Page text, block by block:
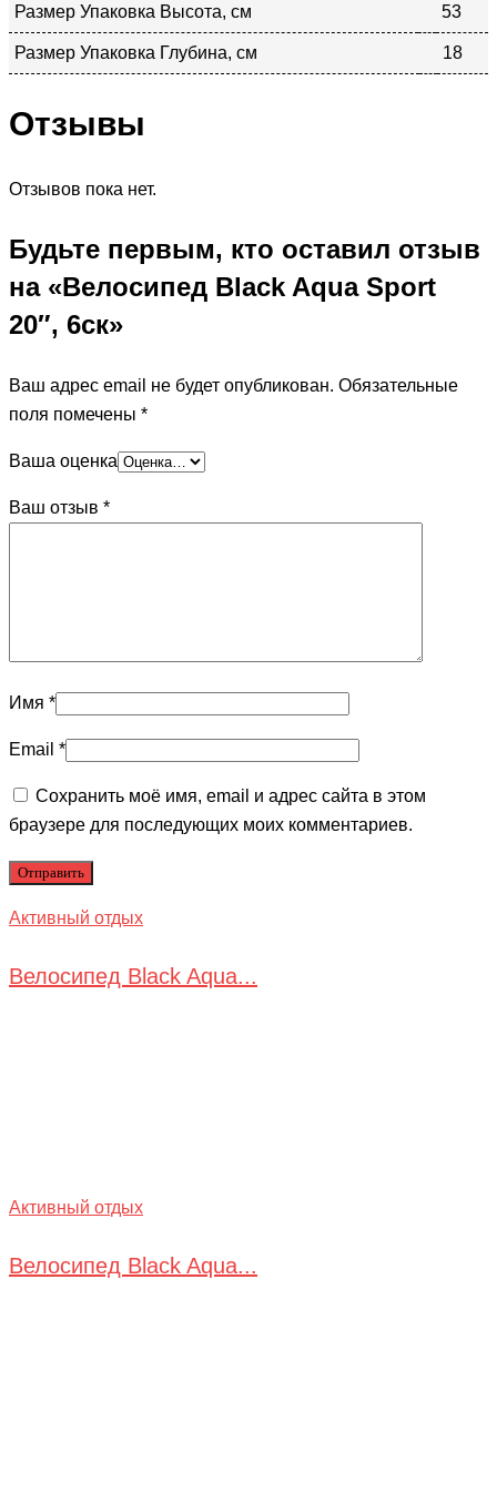
Размер Упаковка Высота, см 53
Размер Упаковка Глубина, см 18
Отзывы
Отзывов пока нет.
Будьте первым, кто оставил отзыв
на «Велосипед Black Aqua Sport
20″, 6ск»
Ваш адрес email не будет опубликован. Обязательные
поля помечены *
Ваша оценка
Ваш отзыв *
Имя *
Email *
Сохранить моё имя, email и адрес сайта в этом
браузере для последующих моих комментариев.
Активный отдых
Велосипед Black Aqua...
Активный отдых
Велосипед Black Aqua...